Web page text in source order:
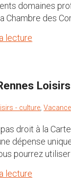
domaines
Chambre des
lecture
Loisirs
- culture,
pas droit à la
dépense
pourrez
lecture